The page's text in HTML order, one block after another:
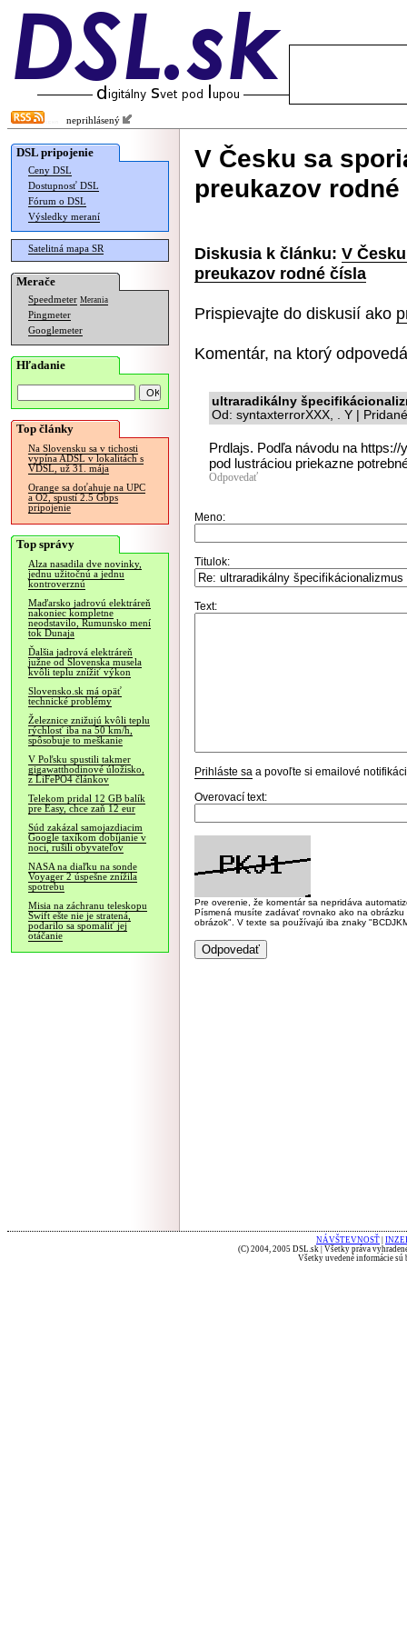
neprihlásený
DSL pripojenie
Ceny DSL
Dostupnosť DSL
Fórum o DSL
Výsledky meraní
Satelitná mapa SR
Merače
Speedmeter Merania
Pingmeter
Googlemeter
Hľadanie
Top články
Na Slovensku sa v tichosti
vypína ADSL v lokalitách s
VDSL, už 31. mája
Orange sa doťahuje na UPC
a O2, spustí 2.5 Gbps
pripojenie
Top správy
Alza nasadila dve novinky,
jednu užitočnú a jednu
kontroverznú
Maďarsko jadrovú elektráreň
nakoniec kompletne
neodstavilo, Rumunsko mení
tok Dunaja
Ďalšia jadrová elektráreň
južne od Slovenska musela
kvôli teplu znížiť výkon
Slovensko.sk má opäť
technické problémy
Železnice znižujú kvôli teplu
rýchlosť iba na 50 km/h,
spôsobuje to meškanie
V Poľsku spustili takmer
gigawatthodinové úložisko,
z LiFePO4 článkov
Telekom pridal 12 GB balík
pre Easy, chce zaň 12 eur
Súd zakázal samojazdiacim
Google taxíkom dobíjanie v
noci, rušili obyvateľov
NASA na diaľku na sonde
Voyager 2 úspešne znížila
spotrebu
Misia na záchranu teleskopu
Swift ešte nie je stratená,
podarilo sa spomaliť jej
otáčanie
V Česku sa
preukazov
Diskusia k článku: V
preukazov rodné čísla
Prispievajte do diskusií ako
Komentár, na ktorý
ultraradikálny
Od: syntaxterrorXXX, . Y |
Prdlajs. Podľa návodu na
pod lustráciou priekazne
Odpovedať
Meno:
Titulok:
Text:
Prihláste sa a povoľte si emailové
Overovací text:
Pre overenie, že komentár sa nepridáva
Písmená musíte zadávať rovnako ako na
obrázok". V texte sa používajú iba znaky
NÁVŠTEVNOSŤ
(C) 2004, 2005 DSL.sk | Všetky práva
Všetky uvedené informácie sú